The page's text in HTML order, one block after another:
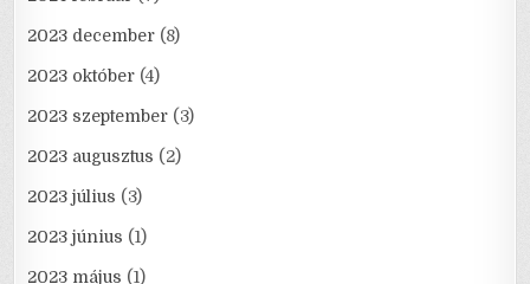
2023 december (8)
2023 október (4)
2023 szeptember (3)
2023 augusztus (2)
2023 július (3)
2023 június (1)
2023 május (1)